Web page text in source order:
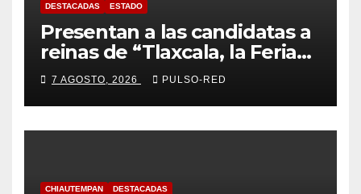
DESTACADAS ESTADO
Presentan a las candidatas a
reinas de “Tlaxcala, la Feria
de Ferias 2026: La Flor
Tlaxcalteca”
7 AGOSTO, 2026 PULSO-RED
CHIAUTEMPAN DESTACADAS